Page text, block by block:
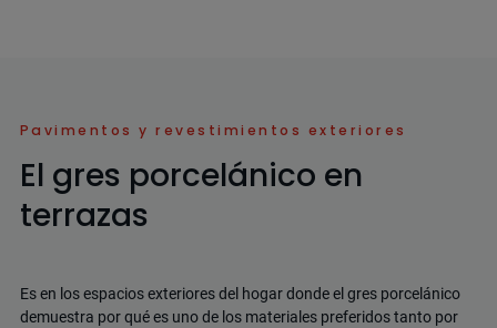
Pavimentos y revestimientos exteriores
El gres porcelánico en
terrazas
Es en los espacios exteriores del hogar donde el gres porcelánico
demuestra por qué es uno de los materiales preferidos tanto por